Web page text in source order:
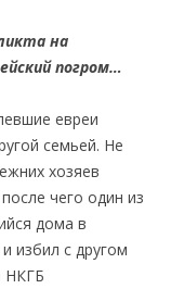
на
погром…
евреи
семьей. Не
хозяев
чего один из
дома в
избил с другом
НКГБ